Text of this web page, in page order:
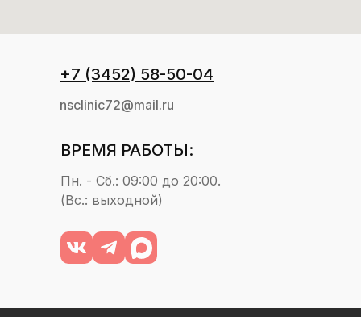
+7 (3452) 58-50-04
nsclinic72@mail.ru
ВРЕМЯ РАБОТЫ:
Пн. - Сб.: 09:00 до 20:00.
(Вс.: выходной)